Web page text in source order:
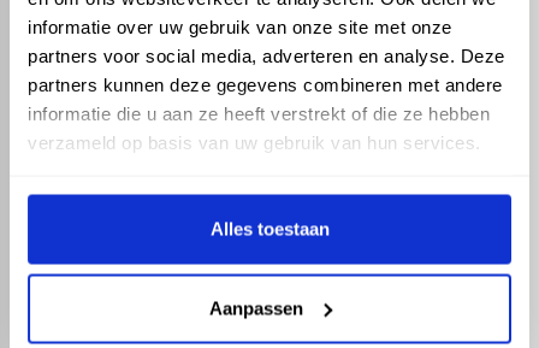
informatie over uw gebruik van onze site met onze
partners voor social media, adverteren en analyse. Deze
partners kunnen deze gegevens combineren met andere
informatie die u aan ze heeft verstrekt of die ze hebben
verzameld op basis van uw gebruik van hun services.
Alles toestaan
Aanpassen
ASSORTIMENT
Hemelwaterafvoer
Drukleiding
Beregening
Dak en gevel
KENNIS EN HULP
Klantenservice
Kennisbank
PRODUCTCATALOGUS 2026
check_circle Direct uit grote voorraad geleverd met eigen transport
check_circleLevering in NL en BE